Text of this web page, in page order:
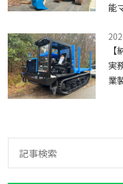
能
実
業